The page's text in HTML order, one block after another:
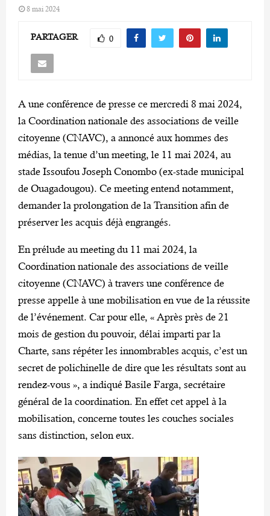
8 mai 2024
PARTAGER 0
A une conférence de presse ce mercredi 8 mai 2024,
la Coordination nationale des associations de veille
citoyenne (CNAVC), a annoncé aux hommes des
médias, la tenue d’un meeting, le 11 mai 2024, au
stade Issoufou Joseph Conombo (ex-stade municipal
de Ouagadougou). Ce meeting entend notamment,
demander la prolongation de la Transition afin de
préserver les acquis déjà engrangés.
En prélude au meeting du 11 mai 2024, la
Coordination nationale des associations de veille
citoyenne (CNAVC) à travers une conférence de
presse appelle à une mobilisation en vue de la réussite
de l’événement. Car pour elle, « Après près de 21
mois de gestion du pouvoir, délai imparti par la
Charte, sans répéter les innombrables acquis, c’est un
secret de polichinelle de dire que les résultats sont au
rendez-vous », a indiqué Basile Farga, secrétaire
général de la coordination. En effet cet appel à la
mobilisation, concerne toutes les couches sociales
sans distinction, selon eux.